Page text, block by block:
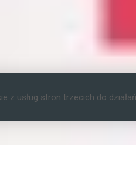
z usług stron trzecich do